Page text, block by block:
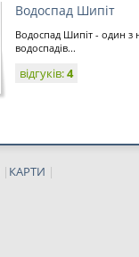
Водоспад Шипіт
Водоспад Шипіт - один з
водоспадів...
відгуків:4
| КАРТИ |